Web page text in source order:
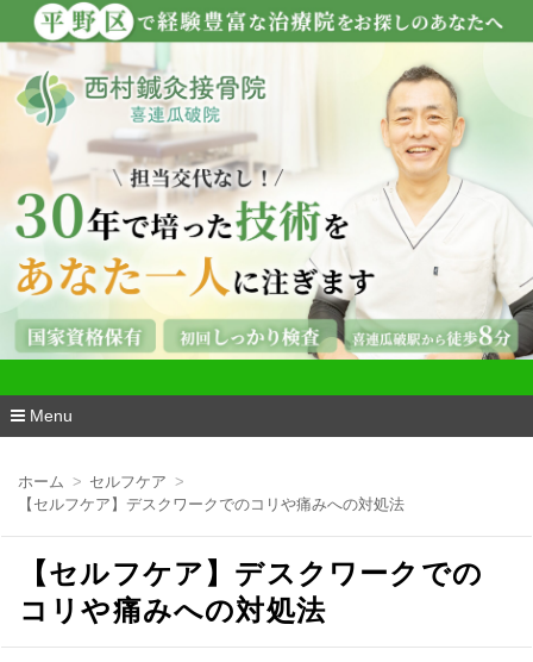
看護師も通う『西村鍼灸接骨院・喜連瓜破
Menu
ホーム
セルフケア
【セルフケア】デスクワークでのコリや痛みへの対処法
【セルフケア】デスクワークでの
コリや痛みへの対処法